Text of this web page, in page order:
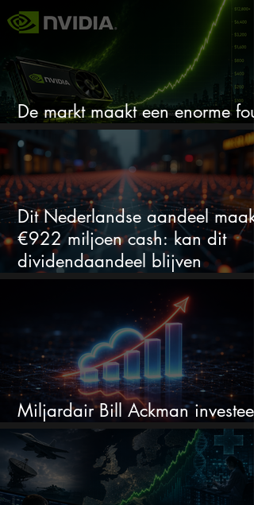
De markt maakt een enorme fout
Dit Nederlandse aandeel maakt
€922 miljoen cash: kan dit
dividendaandeel blijven
verhogen?
Miljardair Bill Ackman investeert
miljarden in dit techaandeel